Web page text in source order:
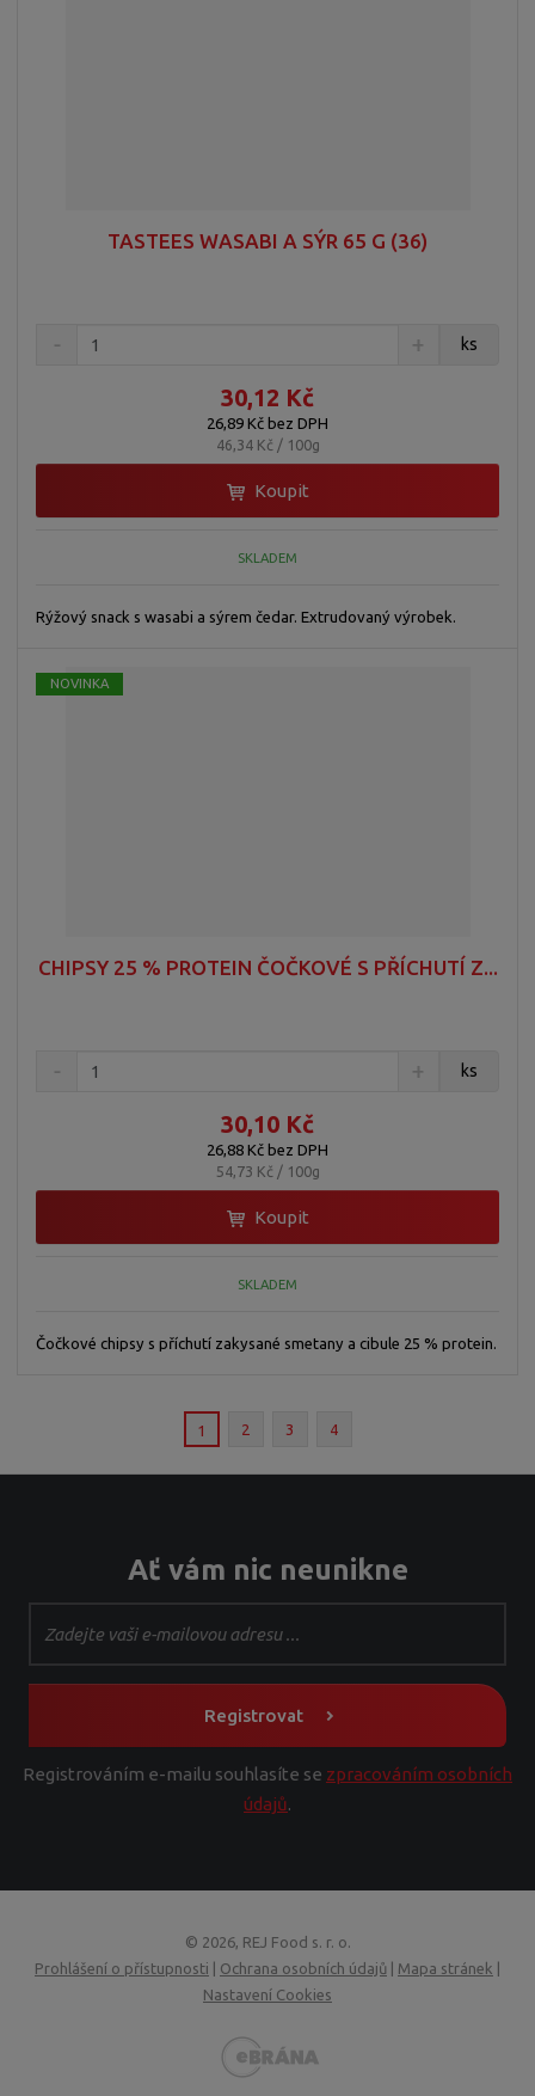
TASTEES WASABI A SÝR 65 G (36)
30,12 Kč
26,89 Kč bez DPH
46,34 Kč / 100g
ks
Koupit
SKLADEM
Rýžový snack s wasabi a sýrem čedar. Extrudovaný výrobek.
NOVINKA
CHIPSY 25 % PROTEIN ČOČKOVÉ S PŘÍCHUTÍ Z...
30,10 Kč
26,88 Kč bez DPH
54,73 Kč / 100g
ks
Koupit
SKLADEM
Čočkové chipsy s příchutí zakysané smetany a cibule 25 % protein.
1 2 3 4
Ať vám nic neunikne
Registrovat
Registrováním e-mailu souhlasíte se zpracováním osobních
údajů.
© 2026, REJ Food s. r. o.
Prohlášení o přístupnosti
Ochrana osobních údajů Mapa stránek
Nastavení Cookies